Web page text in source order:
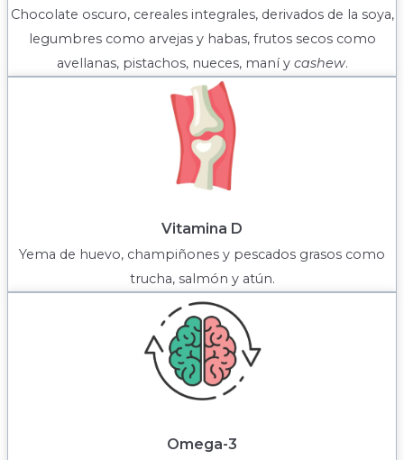
Chocolate oscuro, cereales integrales, derivados de la soya,
legumbres como arvejas y habas, frutos secos como
avellanas, pistachos, nueces, maní y cashew.
Vitamina D
Yema de huevo, champiñones y pescados grasos como
trucha, salmón y atún.
Omega-3